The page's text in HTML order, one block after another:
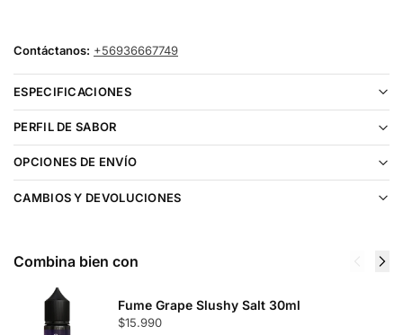
Contáctanos: +56936667749
ESPECIFICACIONES
PERFIL DE SABOR
OPCIONES DE ENVÍO
CAMBIOS Y DEVOLUCIONES
Combina bien con
Fume Grape Slushy Salt 30ml
$15.990